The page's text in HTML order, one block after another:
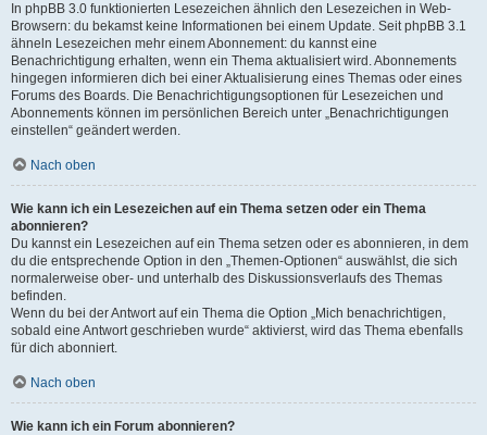
In phpBB 3.0 funktionierten Lesezeichen ähnlich den Lesezeichen in Web-
Browsern: du bekamst keine Informationen bei einem Update. Seit phpBB 3.1
ähneln Lesezeichen mehr einem Abonnement: du kannst eine
Benachrichtigung erhalten, wenn ein Thema aktualisiert wird. Abonnements
hingegen informieren dich bei einer Aktualisierung eines Themas oder eines
Forums des Boards. Die Benachrichtigungsoptionen für Lesezeichen und
Abonnements können im persönlichen Bereich unter „Benachrichtigungen
einstellen“ geändert werden.
Nach oben
Wie kann ich ein Lesezeichen auf ein Thema setzen oder ein Thema
abonnieren?
Du kannst ein Lesezeichen auf ein Thema setzen oder es abonnieren, in dem
du die entsprechende Option in den „Themen-Optionen“ auswählst, die sich
normalerweise ober- und unterhalb des Diskussionsverlaufs des Themas
befinden.
Wenn du bei der Antwort auf ein Thema die Option „Mich benachrichtigen,
sobald eine Antwort geschrieben wurde“ aktivierst, wird das Thema ebenfalls
für dich abonniert.
Nach oben
Wie kann ich ein Forum abonnieren?